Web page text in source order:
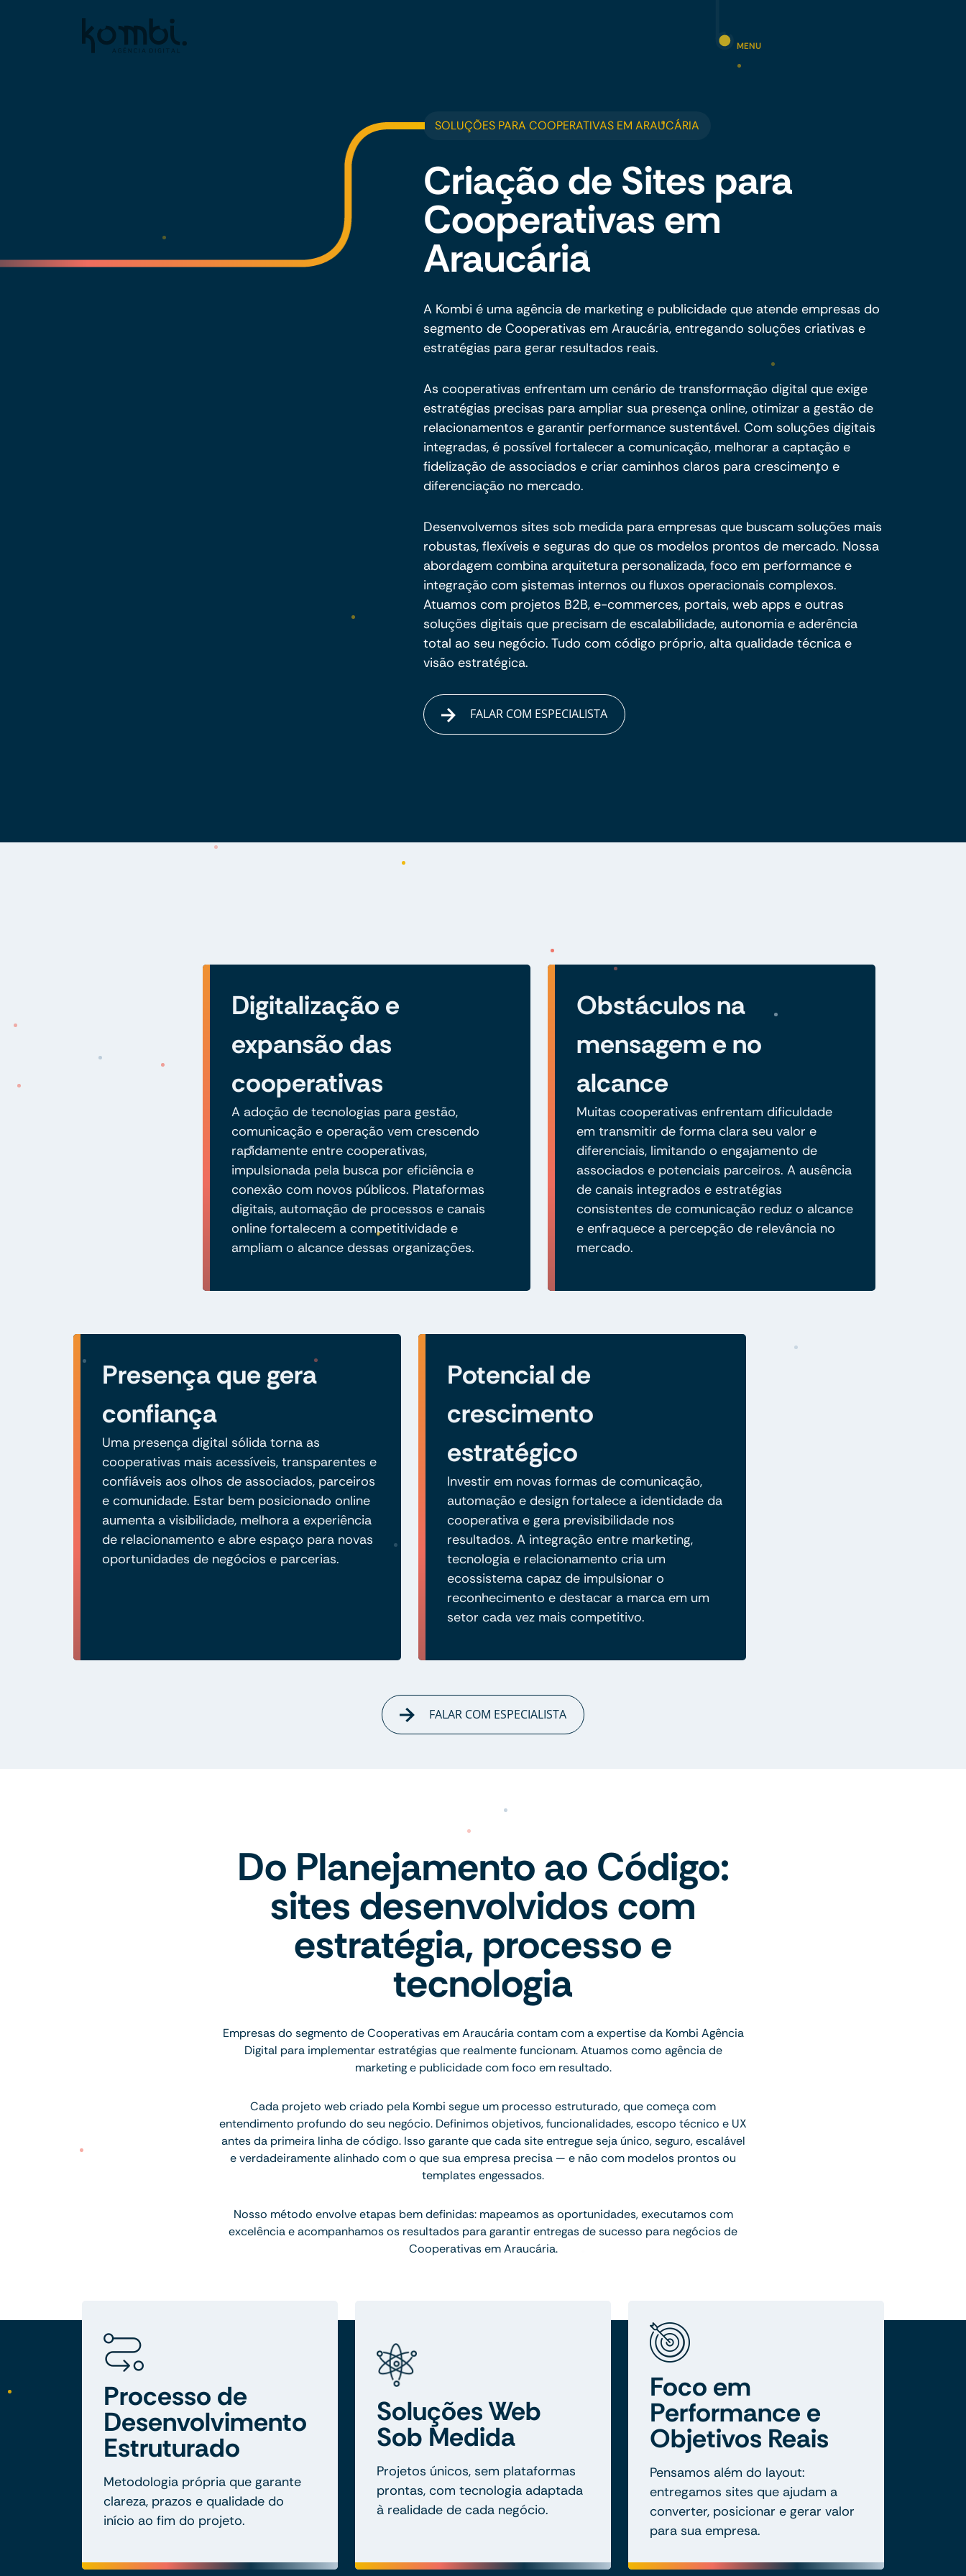
MENU
SOLUÇÕES PARA COOPERATIVAS EM ARAUCÁRIA
Criação de Sites para
Cooperativas em
Araucária
A Kombi é uma agência de marketing e publicidade que atende empresas do
segmento de Cooperativas em Araucária, entregando soluções criativas e
estratégias para gerar resultados reais.
As cooperativas enfrentam um cenário de transformação digital que exige
estratégias precisas para ampliar sua presença online, otimizar a gestão de
relacionamentos e garantir performance sustentável. Com soluções digitais
integradas, é possível fortalecer a comunicação, melhorar a captação e
fidelização de associados e criar caminhos claros para crescimento e
diferenciação no mercado.
Desenvolvemos sites sob medida para empresas que buscam soluções mais
robustas, flexíveis e seguras do que os modelos prontos de mercado. Nossa
abordagem combina arquitetura personalizada, foco em performance e
integração com sistemas internos ou fluxos operacionais complexos.
Atuamos com projetos B2B, e-commerces, portais, web apps e outras
soluções digitais que precisam de escalabilidade, autonomia e aderência
total ao seu negócio. Tudo com código próprio, alta qualidade técnica e
visão estratégica.
FALAR COM ESPECIALISTA
Digitalização e
expansão das
cooperativas
A adoção de tecnologias para gestão,
comunicação e operação vem crescendo
rapidamente entre cooperativas,
impulsionada pela busca por eficiência e
conexão com novos públicos. Plataformas
digitais, automação de processos e canais
online fortalecem a competitividade e
ampliam o alcance dessas organizações.
Obstáculos na
mensagem e no
alcance
Muitas cooperativas enfrentam dificuldade
em transmitir de forma clara seu valor e
diferenciais, limitando o engajamento de
associados e potenciais parceiros. A ausência
de canais integrados e estratégias
consistentes de comunicação reduz o alcance
e enfraquece a percepção de relevância no
mercado.
Presença que gera
confiança
Uma presença digital sólida torna as
cooperativas mais acessíveis, transparentes e
confiáveis aos olhos de associados, parceiros
e comunidade. Estar bem posicionado online
aumenta a visibilidade, melhora a experiência
de relacionamento e abre espaço para novas
oportunidades de negócios e parcerias.
Potencial de
crescimento
estratégico
Investir em novas formas de comunicação,
automação e design fortalece a identidade da
cooperativa e gera previsibilidade nos
resultados. A integração entre marketing,
tecnologia e relacionamento cria um
ecossistema capaz de impulsionar o
reconhecimento e destacar a marca em um
setor cada vez mais competitivo.
FALAR COM ESPECIALISTA
Do Planejamento ao Código:
sites desenvolvidos com
estratégia, processo e
tecnologia
Empresas do segmento de Cooperativas em Araucária contam com a expertise da Kombi Agência
Digital para implementar estratégias que realmente funcionam. Atuamos como agência de
marketing e publicidade com foco em resultado.
Cada projeto web criado pela Kombi segue um processo estruturado, que começa com
entendimento profundo do seu negócio. Definimos objetivos, funcionalidades, escopo técnico e UX
antes da primeira linha de código. Isso garante que cada site entregue seja único, seguro, escalável
e verdadeiramente alinhado com o que sua empresa precisa — e não com modelos prontos ou
templates engessados.
Nosso método envolve etapas bem definidas: mapeamos as oportunidades, executamos com
excelência e acompanhamos os resultados para garantir entregas de sucesso para negócios de
Cooperativas em Araucária.
Processo de
Desenvolvimento
Estruturado
Metodologia própria que garante
clareza, prazos e qualidade do
início ao fim do projeto.
Soluções Web
Sob Medida
Projetos únicos, sem plataformas
prontas, com tecnologia adaptada
à realidade de cada negócio.
Foco em
Performance e
Objetivos Reais
Pensamos além do layout:
entregamos sites que ajudam a
converter, posicionar e gerar valor
para sua empresa.